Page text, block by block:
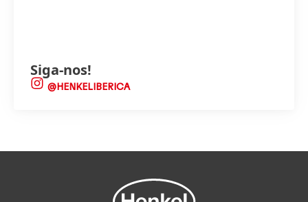
Siga-nos!
@HENKELIBERICA